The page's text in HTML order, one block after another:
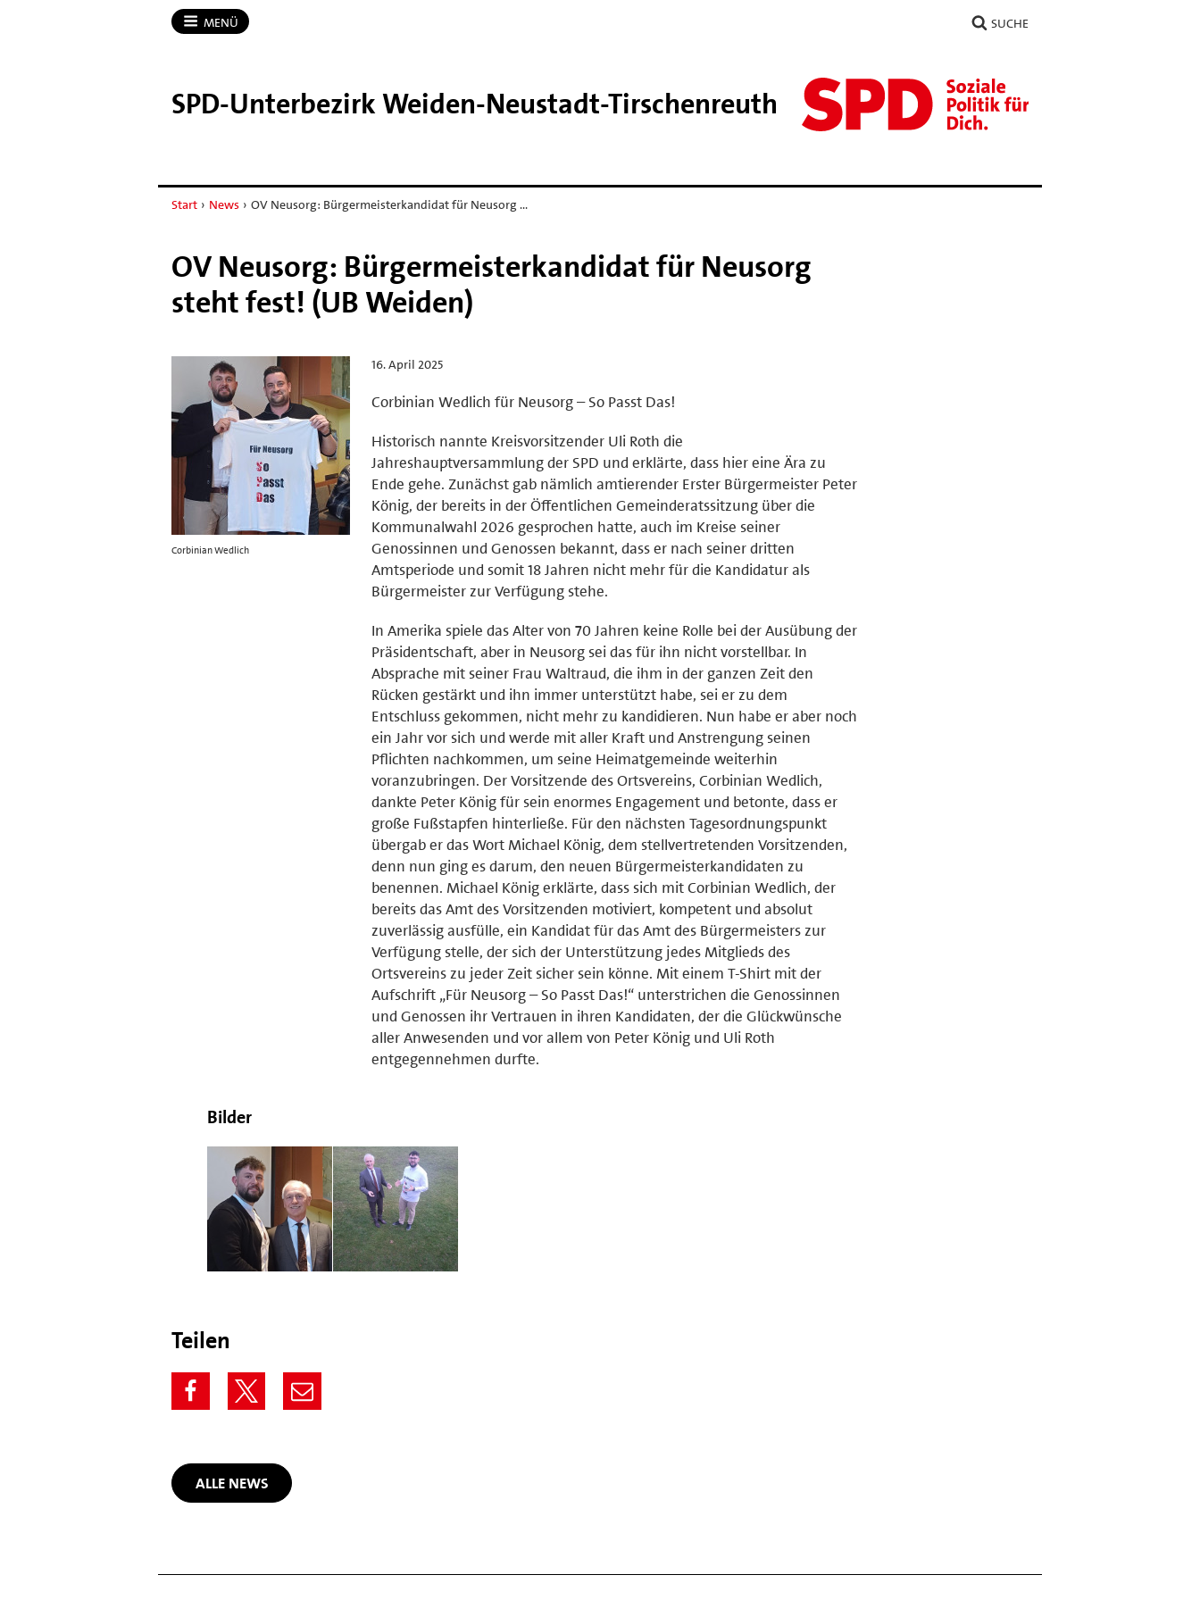
MENÜ SUCHE
SPD-​Unterbezirk Weiden-​Neustadt-​Tirschenreuth
Start › News › OV Neusorg: Bürgermeisterkandidat für Neusorg …
OV Neusorg: Bürgermeisterkandidat für Neusorg
steht fest! (UB Weiden)
Corbinian Wedlich
16. April 2025
Corbinian Wedlich für Neusorg – So Passt Das!
Historisch nannte Kreisvorsitzender Uli Roth die
Jahreshauptversammlung der SPD und erklärte, dass hier eine Ära zu
Ende gehe. Zunächst gab nämlich amtierender Erster Bürgermeister Peter
König, der bereits in der Öffentlichen Gemeinderatssitzung über die
Kommunalwahl 2026 gesprochen hatte, auch im Kreise seiner
Genossinnen und Genossen bekannt, dass er nach seiner dritten
Amtsperiode und somit 18 Jahren nicht mehr für die Kandidatur als
Bürgermeister zur Verfügung stehe.
In Amerika spiele das Alter von 70 Jahren keine Rolle bei der Ausübung der
Präsidentschaft, aber in Neusorg sei das für ihn nicht vorstellbar. In
Absprache mit seiner Frau Waltraud, die ihm in der ganzen Zeit den
Rücken gestärkt und ihn immer unterstützt habe, sei er zu dem
Entschluss gekommen, nicht mehr zu kandidieren. Nun habe er aber noch
ein Jahr vor sich und werde mit aller Kraft und Anstrengung seinen
Pflichten nachkommen, um seine Heimatgemeinde weiterhin
voranzubringen. Der Vorsitzende des Ortsvereins, Corbinian Wedlich,
dankte Peter König für sein enormes Engagement und betonte, dass er
große Fußstapfen hinterließe. Für den nächsten Tagesordnungspunkt
übergab er das Wort Michael König, dem stellvertretenden Vorsitzenden,
denn nun ging es darum, den neuen Bürgermeisterkandidaten zu
benennen. Michael König erklärte, dass sich mit Corbinian Wedlich, der
bereits das Amt des Vorsitzenden motiviert, kompetent und absolut
zuverlässig ausfülle, ein Kandidat für das Amt des Bürgermeisters zur
Verfügung stelle, der sich der Unterstützung jedes Mitglieds des
Ortsvereins zu jeder Zeit sicher sein könne. Mit einem T-Shirt mit der
Aufschrift „Für Neusorg – So Passt Das!“ unterstrichen die Genossinnen
und Genossen ihr Vertrauen in ihren Kandidaten, der die Glückwünsche
aller Anwesenden und vor allem von Peter König und Uli Roth
entgegennehmen durfte.
Bilder
Teilen
ALLE NEWS